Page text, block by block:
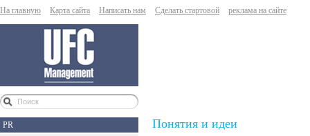
На главную Карта сайта Написать нам Сделать стартовой реклама на сайте
PR
Понятия и идеи